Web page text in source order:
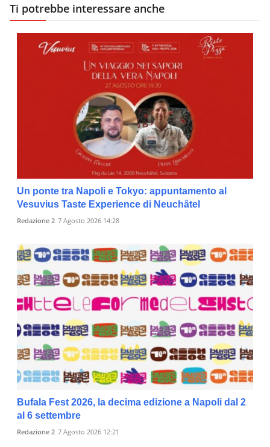
Ti potrebbe interessare anche
Un ponte tra Napoli e Tokyo: appuntamento al
Vesuvius Taste Experience di Neuchâtel
Redazione 2 7 Agosto 2026 14:28
Bufala Fest 2026, la decima edizione a Napoli dal 2
al 6 settembre
Redazione 2 7 Agosto 2026 12:21